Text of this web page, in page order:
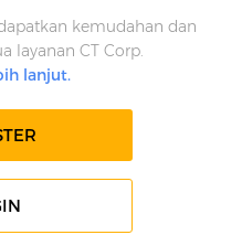
kemudahan dan
layanan CT Corp.
lanjut.